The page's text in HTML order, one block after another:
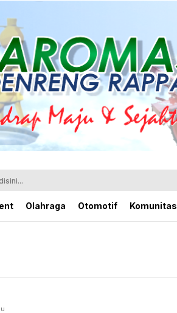
Olahraga Otomotif Komunitas